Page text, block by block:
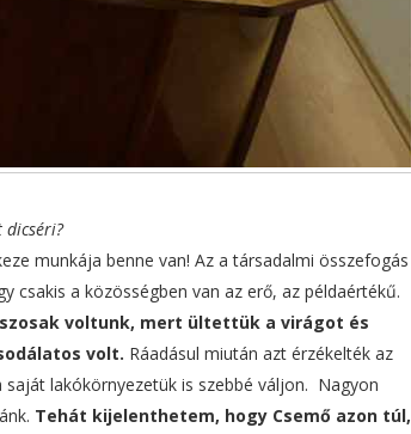
dicséri?
munkája benne van! Az a társadalmi összefogás
a közösségben van az erő, az példaértékű.
voltunk, mert ültettük a virágot és
volt. Ráadásul miután azt érzékelték az
lakókörnyezetük is szebbé váljon. Nagyon
Tehát kijelenthetem, hogy Csemő azon túl,